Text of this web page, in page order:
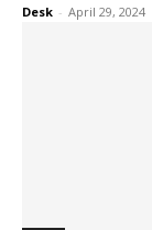
Desk - April 29, 2024